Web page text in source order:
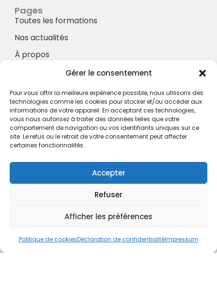
Gérer le consentement
Pour vous offrir la meilleure expérience possible, nous utilisons des
technologies comme les cookies pour stocker et/ou accéder aux
informations de votre appareil. En acceptant ces technologies,
vous nous autorisez à traiter des données telles que votre
comportement de navigation ou vos identifiants uniques sur ce
site. Le refus ou le retrait de votre consentement peut affecter
certaines fonctionnalités.
Accepter
Refuser
Afficher les préférences
Politique de cookiesDéclaration de confidentialitéImpressum
Pages
Toutes les formations
Nos actualités
À propos
À propos
Hotel à proximité
Politique de confidentialité
CGV
cboukris@habitat-social.com